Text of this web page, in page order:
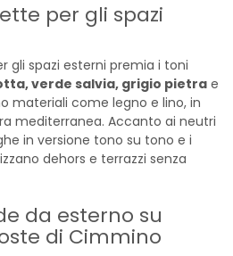
per gli spazi
gli spazi esterni premia i toni
verde salvia, grigio pietra e
materiali come legno e lino, in
mediterranea. Accanto ai neutri
in versione tono su tono e i
dehors e terrazzi senza
da esterno su
di Cimmino